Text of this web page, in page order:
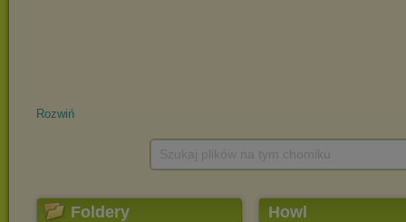
Rozwiń
Foldery Howl